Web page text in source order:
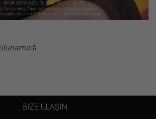
BİZE ULAŞIN